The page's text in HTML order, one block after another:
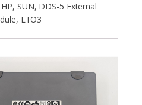
SUN, DDS-5 External
LTO3